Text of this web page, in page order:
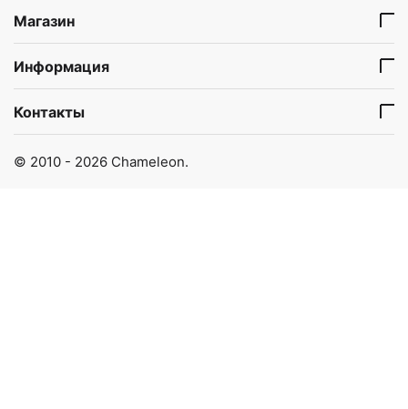
Магазин
Информация
Контакты
© 2010 - 2026 Chameleon.